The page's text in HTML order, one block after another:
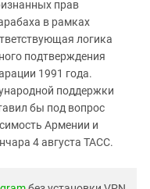
прав
в рамках
логика
подтверждения
1991 года.
поддержки
бы под вопрос
Армении и
4 августа ТАСС.